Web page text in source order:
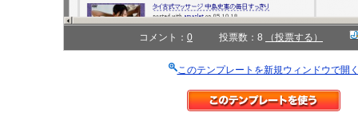
コメント： 0 投票数：8 （投票する）
このテンプレートを新規ウィンドウで開